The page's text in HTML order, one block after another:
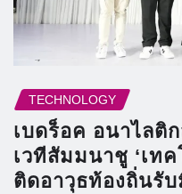
TECHNOLOGY
เบดร็อค อนาไล
เวทีสัมมนาชู ‘เท
ติดอาวุธท้องถิ่นรั